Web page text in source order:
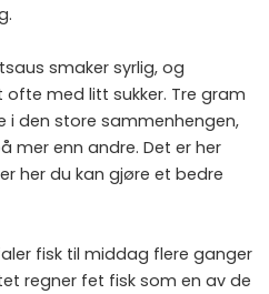
smaker syrlig, og
med litt sukker. Tre gram
i den store sammenhengen,
mer enn andre. Det er her
her du kan gjøre et bedre
fisk til middag flere ganger
regner fet fisk som en av de